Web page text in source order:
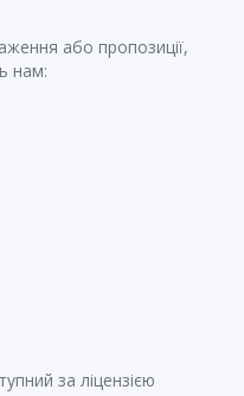
або пропозиції,
нам:
за ліцензією